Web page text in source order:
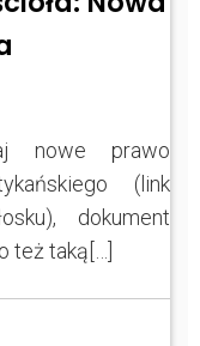
nowe prawo
(link
dokument
też taką[…]